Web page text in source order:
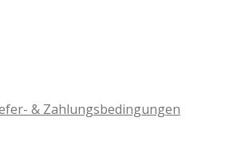
& Zahlungsbedingungen